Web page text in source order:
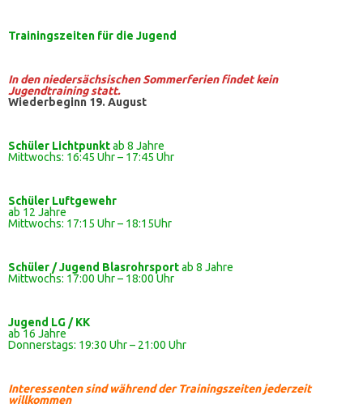
Trainingszeiten für die Jugend
In den niedersächsischen Sommerferien findet kein
Jugendtraining statt.
Wiederbeginn 19. August
Schüler Lichtpunktab 8 Jahre
Mittwochs: 16:45 Uhr – 17:45 Uhr
Schüler Luftgewehr
ab 12 Jahre
Mittwochs: 17:15 Uhr – 18:15Uhr
Schüler / Jugend Blasrohrsportab 8 Jahre
Mittwochs: 17:00 Uhr – 18:00 Uhr
Jugend LG / KK
ab 16 Jahre
Donnerstags: 19:30 Uhr – 21:00 Uhr
Interessenten sind während der Trainingszeiten jederzeit
willkommen